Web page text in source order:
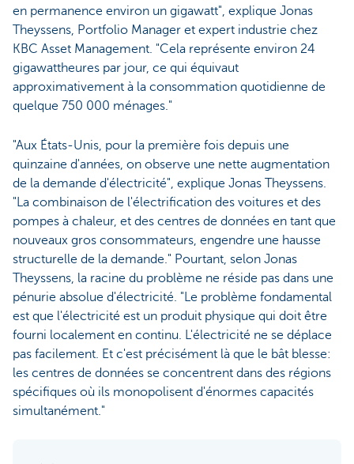
en permanence environ un gigawatt", explique Jonas
Theyssens, Portfolio Manager et expert industrie chez
KBC Asset Management. "Cela représente environ 24
gigawattheures par jour, ce qui équivaut
approximativement à la consommation quotidienne de
quelque 750 000 ménages."
"Aux États-Unis, pour la première fois depuis une
quinzaine d'années, on observe une nette augmentation
de la demande d'électricité", explique Jonas Theyssens.
"La combinaison de l'électrification des voitures et des
pompes à chaleur, et des centres de données en tant que
nouveaux gros consommateurs, engendre une hausse
structurelle de la demande." Pourtant, selon Jonas
Theyssens, la racine du problème ne réside pas dans une
pénurie absolue d'électricité. "Le problème fondamental
est que l'électricité est un produit physique qui doit être
fourni localement en continu. L'électricité ne se déplace
pas facilement. Et c'est précisément là que le bât blesse:
les centres de données se concentrent dans des régions
spécifiques où ils monopolisent d'énormes capacités
simultanément."